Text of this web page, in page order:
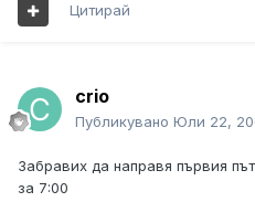
Цитирай
crio
Публикувано Юли 22,
Забравих да направя първия
за 7:00